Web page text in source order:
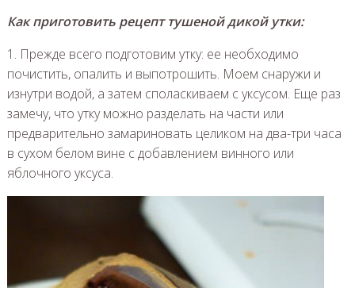
Как приготовить рецепт тушеной дикой утки:
1. Прежде всего подготовим утку: ее необходимо
почистить, опалить и выпотрошить. Моем снаружи и
изнутри водой, а затем споласкиваем с уксусом. Еще раз
замечу, что утку можно разделать на части или
предварительно замариновать целиком на два-три часа
в сухом белом вине с добавлением винного или
яблочного уксуса.